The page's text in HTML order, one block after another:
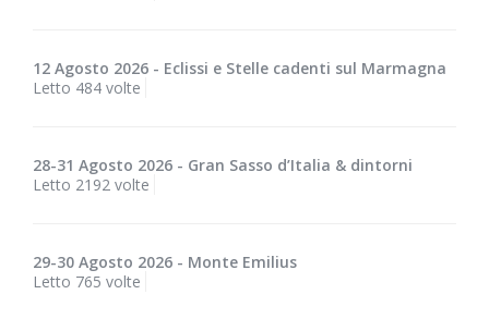
12 Agosto 2026 - Eclissi e Stelle cadenti sul Marmagna
Letto 484 volte
28-31 Agosto 2026 - Gran Sasso d’Italia & dintorni
Letto 2192 volte
29-30 Agosto 2026 - Monte Emilius
Letto 765 volte